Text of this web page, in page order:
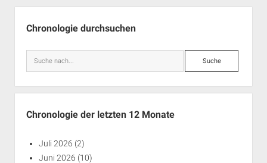
Chronologie durchsuchen
Suche
Chronologie der letzten 12 Monate
Juli 2026 (2)
Juni 2026 (10)